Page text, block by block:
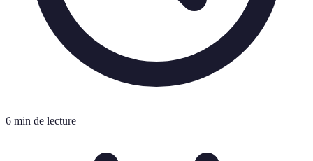
6 min de lecture